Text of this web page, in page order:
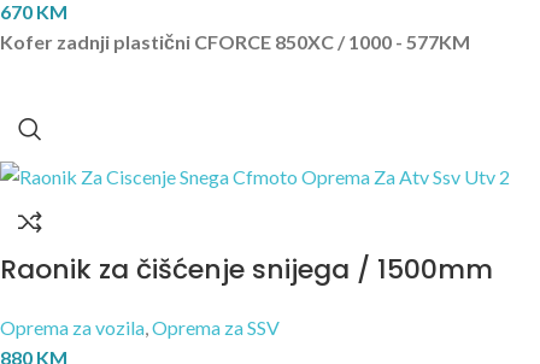
670 KM
Kofer zadnji plastični CFORCE 850XC / 1000 - 577KM
Raonik za čišćenje snijega / 1500mm
Oprema za vozila,Oprema za SSV
880 KM